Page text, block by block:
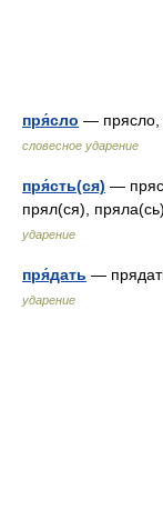
пря́сло — прясло,
словесное ударение
пря́сть(ся) —
прял(ся),
ударение
пря́дать —
ударение